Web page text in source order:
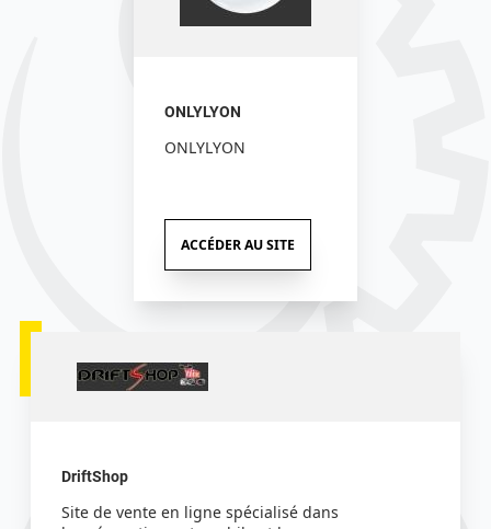
ONLYLYON
ONLYLYON
ACCÉDER AU SITE
DriftShop
Site de vente en ligne spécialisé dans